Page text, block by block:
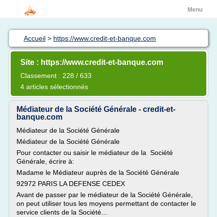
Menu
Accueil > https://www.credit-et-banque.com
Site : https://www.credit-et-banque.com
Classement : 228 / 633
4 articles sélectionnés
Médiateur de la Société Générale - credit-et-
banque.com
Médiateur de la Société Générale
Médiateur de la Société Générale
Pour contacter ou saisir le médiateur de la Société
Générale, écrire à:
Madame le Médiateur auprès de la Société Générale
92972 PARIS LA DEFENSE CEDEX
Avant de passer par le médiateur de la Société Générale,
on peut utiliser tous les moyens permettant de contacter le
service clients de la Société...